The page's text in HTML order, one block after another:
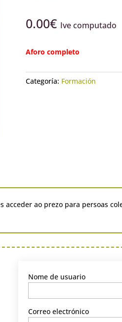
0.00€ Ive computado
Aforo completo
Categoría: Formación
ao prezo para persoas
Nome de usuario
Correo electrónico